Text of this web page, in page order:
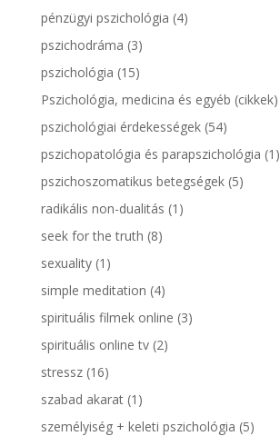
pénzügyi pszichológia (4)
pszichodráma (3)
pszichológia (15)
Pszichológia, medicina és egyéb (cikkek)
pszichológiai érdekességek(54)
pszichopatológia és parapszichológia (1)
pszichoszomatikus betegségek(5)
radikális non-dualitás (1)
seek for the truth (8)
sexuality(1)
simple meditation (4)
spirituális filmek online (3)
spirituális online tv(2)
stressz(16)
szabad akarat(1)
személyiség + keleti pszichológia (5)